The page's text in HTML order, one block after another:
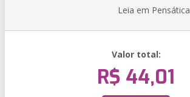
Leia em Pensática
Valor total:
R$ 44,01